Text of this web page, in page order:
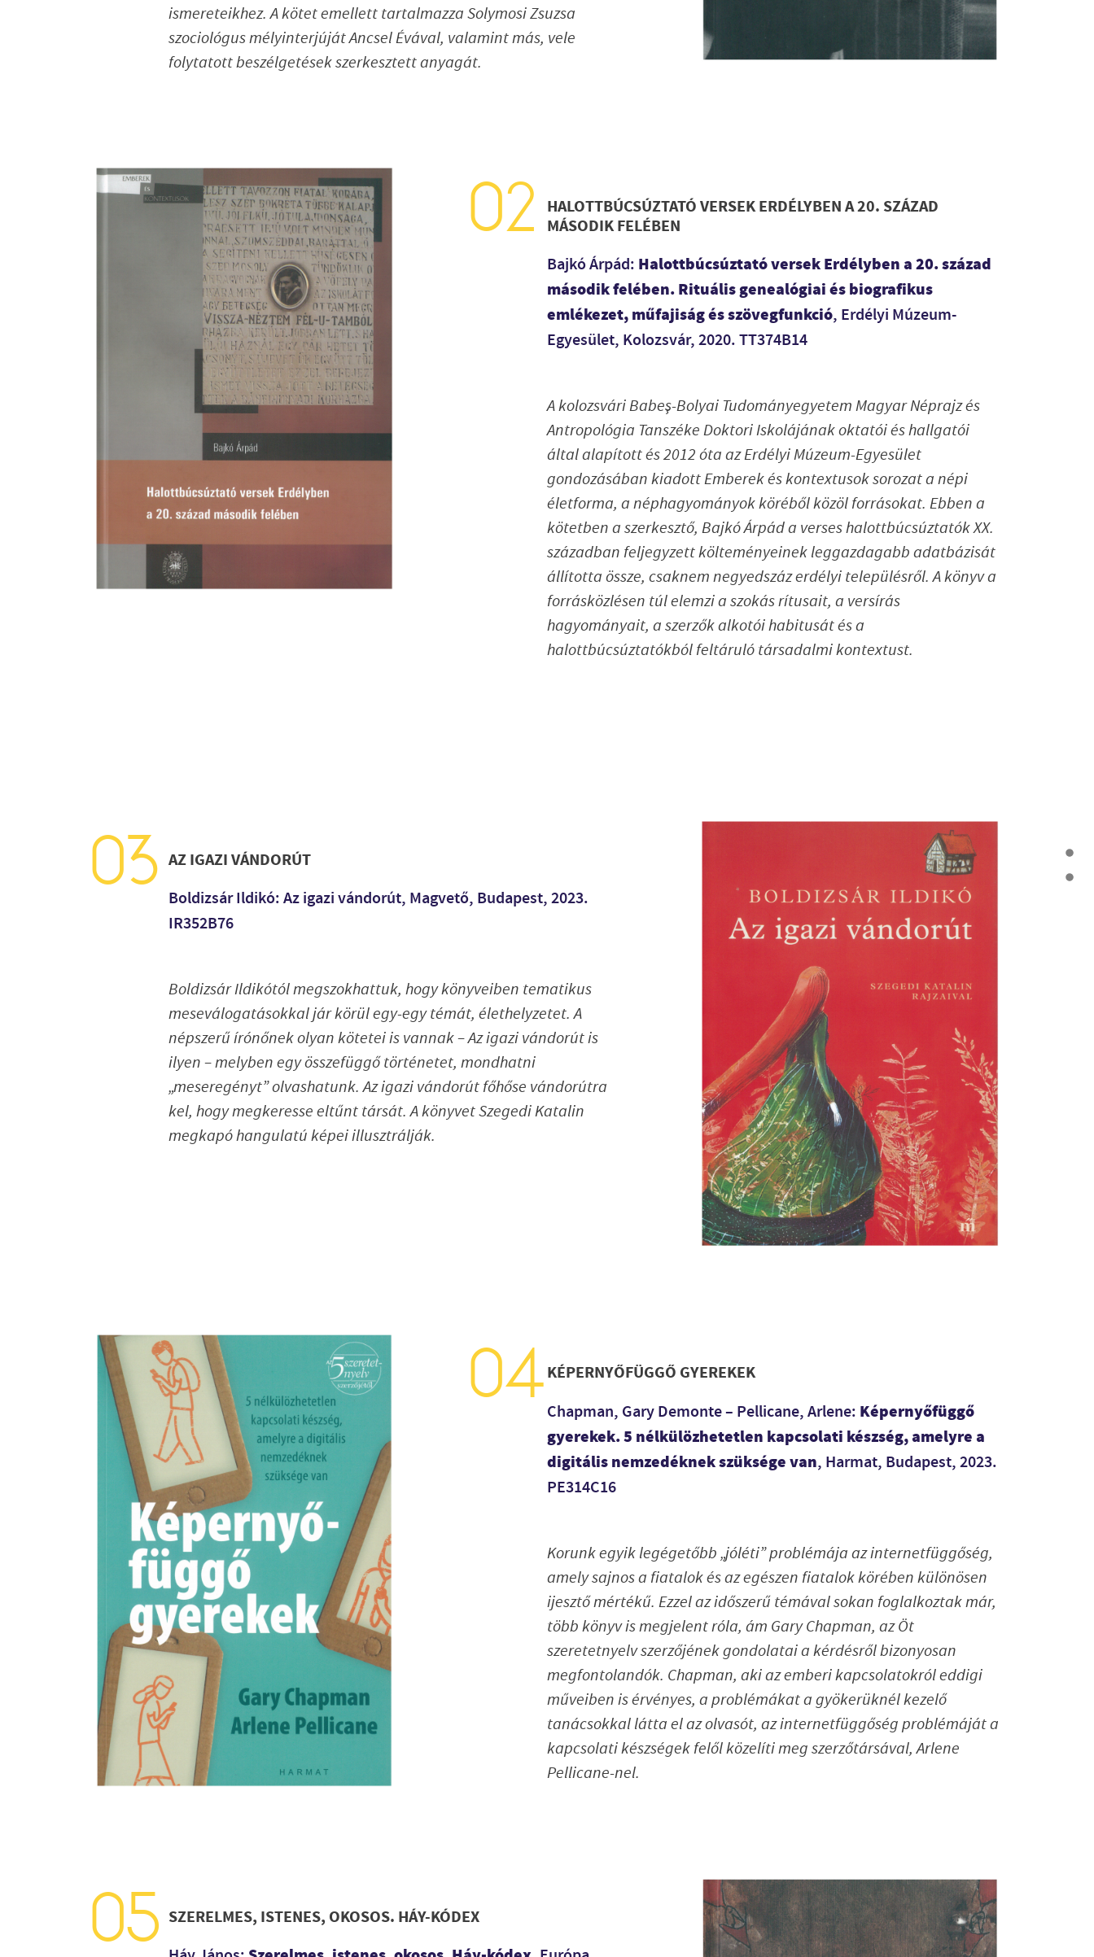
ismereteikhez. A kötet emellett tartalmazza Solymosi Zsuzsa
szociológus mélyinterjúját Ancsel Évával, valamint más, vele
folytatott beszélgetések szerkesztett anyagát.
HALOTTBÚCSÚZTATÓ VERSEK ERDÉLYBEN A 20. SZÁZAD
MÁSODIK FELÉBEN
Bajkó Árpád: Halottbúcsúztató versek Erdélyben a 20. század
második felében. Rituális genealógiai és biografikus
emlékezet, műfajiság és szövegfunkció, Erdélyi Múzeum-
Egyesület, Kolozsvár, 2020. TT374B14
A kolozsvári Babeş-Bolyai Tudományegyetem Magyar Néprajz és
Antropológia Tanszéke Doktori Iskolájának oktatói és hallgatói
által alapított és 2012 óta az Erdélyi Múzeum-Egyesület
gondozásában kiadott Emberek és kontextusok sorozat a népi
életforma, a néphagyományok köréből közöl forrásokat. Ebben a
kötetben a szerkesztő, Bajkó Árpád a verses halottbúcsúztatók XX.
században feljegyzett költeményeinek leggazdagabb adatbázisát
állította össze, csaknem negyedszáz erdélyi településről. A könyv a
forrásközlésen túl elemzi a szokás rítusait, a versírás
hagyományait, a szerzők alkotói habitusát és a
halottbúcsúztatókból feltáruló társadalmi kontextust.
AZ IGAZI VÁNDORÚT
Boldizsár Ildikó: Az igazi vándorút, Magvető, Budapest, 2023.
IR352B76
Boldizsár Ildikótól megszokhattuk, hogy könyveiben tematikus
meseválogatásokkal jár körül egy-egy témát, élethelyzetet. A
népszerű írónőnek olyan kötetei is vannak – Az igazi vándorút is
ilyen – melyben egy összefüggő történetet, mondhatni
„meseregényt” olvashatunk. Az igazi vándorút főhőse vándorútra
kel, hogy megkeresse eltűnt társát. A könyvet Szegedi Katalin
megkapó hangulatú képei illusztrálják.
KÉPERNYŐFÜGGŐ GYEREKEK
Chapman, Gary Demonte – Pellicane, Arlene: Képernyőfüggő
gyerekek. 5 nélkülözhetetlen kapcsolati készség, amelyre a
digitális nemzedéknek szüksége van, Harmat, Budapest, 2023.
PE314C16
Korunk egyik legégetőbb „jóléti” problémája az internetfüggőség,
amely sajnos a fiatalok és az egészen fiatalok körében különösen
ijesztő mértékű. Ezzel az időszerű témával sokan foglalkoztak már,
több könyv is megjelent róla, ám Gary Chapman, az Öt
szeretetnyelv szerzőjének gondolatai a kérdésről bizonyosan
megfontolandók. Chapman, aki az emberi kapcsolatokról eddigi
műveiben is érvényes, a problémákat a gyökerüknél kezelő
tanácsokkal látta el az olvasót, az internetfüggőség problémáját a
kapcsolati készségek felől közelíti meg szerzőtársával, Arlene
Pellicane-nel.
SZERELMES, ISTENES, OKOSOS. HÁY-KÓDEX